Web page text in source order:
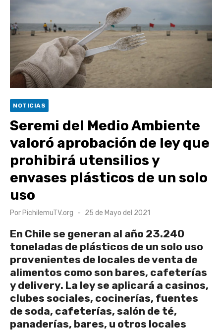
escuela comunitaria
Cóctel de Sábado: Emprendimiento y floricultura con María
Lina Fermandois y Luis Polanco
Seis comunas de O’Higgins inician la construcción
participativa del Plan Local de Restauración del Secano
Costero Nilahue
segunda clasificatoria
Retrospectiva 2026 | Capítulo 03: lessons on flight – Cecilia
Araneda
NOTICIAS
Seremi del Medio Ambiente
valoró aprobación de ley que
prohibirá utensilios y
envases plásticos de un solo
uso
Por PichilemuTV.org
Publicado
25 de Mayo del 2021
En Chile se generan al año 23.240
toneladas de plásticos de un solo uso
provenientes de locales de venta de
alimentos como son bares, cafeterías
y delivery. La ley se aplicará a casinos,
clubes sociales, cocinerías, fuentes
de soda, cafeterías, salón de té,
panaderías, bares, u otros locales